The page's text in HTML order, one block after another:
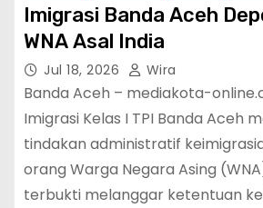
Imigrasi Banda Aceh
WNA Asal India
Jul 18, 2026 Wira
Banda Aceh – mediakota-
Imigrasi Kelas I TPI Banda Aceh
tindakan administratif
orang Warga Negara Asing
terbukti melanggar ketentuan